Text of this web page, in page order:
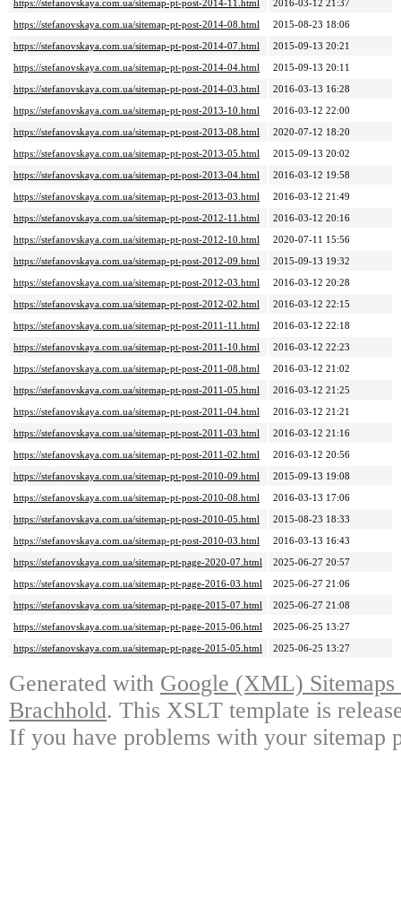
https://stefanovskaya.com.ua/sitemap-pt-post-2014-11.html
2016-03-12 21:37
https://stefanovskaya.com.ua/sitemap-pt-post-2014-08.html
2015-08-23 18:06
https://stefanovskaya.com.ua/sitemap-pt-post-2014-07.html
2015-09-13 20:21
https://stefanovskaya.com.ua/sitemap-pt-post-2014-04.html
2015-09-13 20:11
https://stefanovskaya.com.ua/sitemap-pt-post-2014-03.html
2016-03-13 16:28
https://stefanovskaya.com.ua/sitemap-pt-post-2013-10.html
2016-03-12 22:00
https://stefanovskaya.com.ua/sitemap-pt-post-2013-08.html
2020-07-12 18:20
https://stefanovskaya.com.ua/sitemap-pt-post-2013-05.html
2015-09-13 20:02
https://stefanovskaya.com.ua/sitemap-pt-post-2013-04.html
2016-03-12 19:58
https://stefanovskaya.com.ua/sitemap-pt-post-2013-03.html
2016-03-12 21:49
https://stefanovskaya.com.ua/sitemap-pt-post-2012-11.html
2016-03-12 20:16
https://stefanovskaya.com.ua/sitemap-pt-post-2012-10.html
2020-07-11 15:56
https://stefanovskaya.com.ua/sitemap-pt-post-2012-09.html
2015-09-13 19:32
https://stefanovskaya.com.ua/sitemap-pt-post-2012-03.html
2016-03-12 20:28
https://stefanovskaya.com.ua/sitemap-pt-post-2012-02.html
2016-03-12 22:15
https://stefanovskaya.com.ua/sitemap-pt-post-2011-11.html
2016-03-12 22:18
https://stefanovskaya.com.ua/sitemap-pt-post-2011-10.html
2016-03-12 22:23
https://stefanovskaya.com.ua/sitemap-pt-post-2011-08.html
2016-03-12 21:02
https://stefanovskaya.com.ua/sitemap-pt-post-2011-05.html
2016-03-12 21:25
https://stefanovskaya.com.ua/sitemap-pt-post-2011-04.html
2016-03-12 21:21
https://stefanovskaya.com.ua/sitemap-pt-post-2011-03.html
2016-03-12 21:16
https://stefanovskaya.com.ua/sitemap-pt-post-2011-02.html
2016-03-12 20:56
https://stefanovskaya.com.ua/sitemap-pt-post-2010-09.html
2015-09-13 19:08
https://stefanovskaya.com.ua/sitemap-pt-post-2010-08.html
2016-03-13 17:06
https://stefanovskaya.com.ua/sitemap-pt-post-2010-05.html
2015-08-23 18:33
https://stefanovskaya.com.ua/sitemap-pt-post-2010-03.html
2016-03-13 16:43
https://stefanovskaya.com.ua/sitemap-pt-page-2020-07.html
2025-06-27 20:57
https://stefanovskaya.com.ua/sitemap-pt-page-2016-03.html
2025-06-27 21:06
https://stefanovskaya.com.ua/sitemap-pt-page-2015-07.html
2025-06-27 21:08
https://stefanovskaya.com.ua/sitemap-pt-page-2015-06.html
2025-06-25 13:27
https://stefanovskaya.com.ua/sitemap-pt-page-2015-05.html
2025-06-25 13:27
Generated with Google (XML)
Brachhold. This XSLT template is
If you have problems with your sitemap